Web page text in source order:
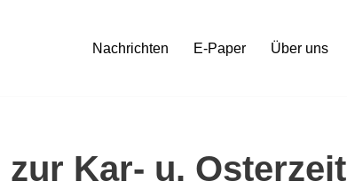
Nachrichten E-Paper Über uns
zur Kar- u. Osterzeit